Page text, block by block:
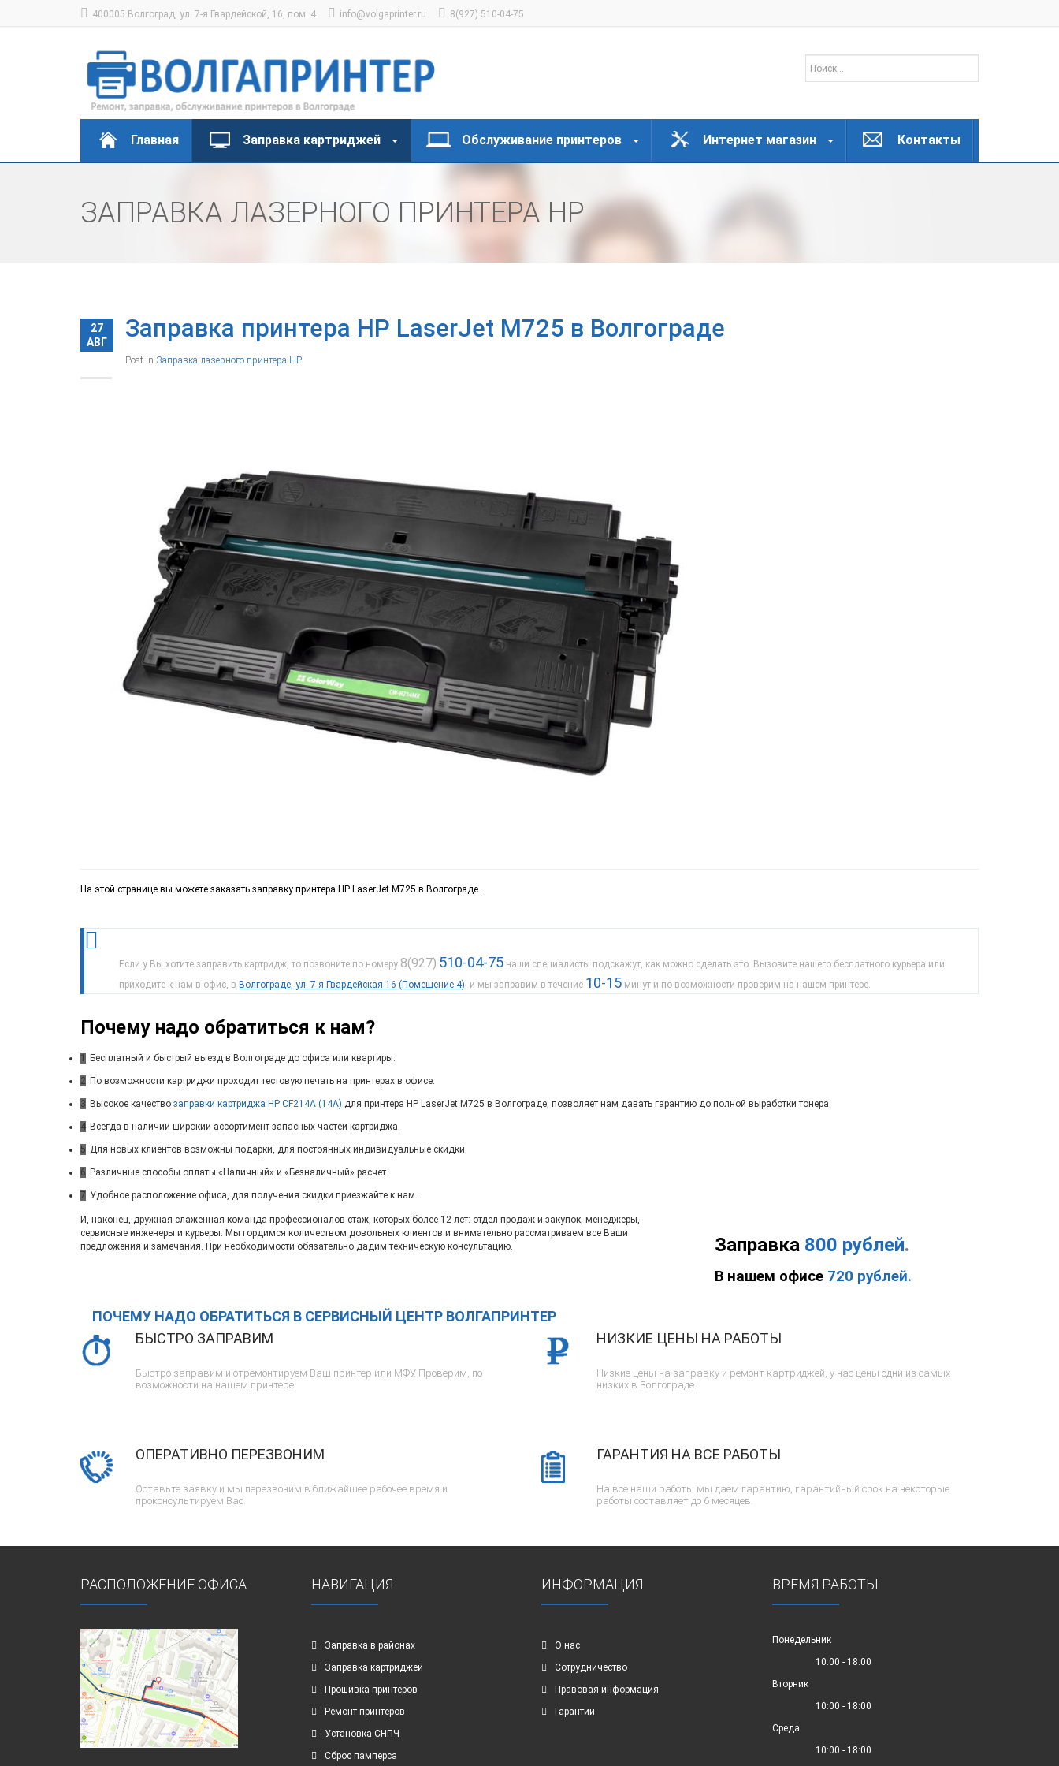
400005 Волгоград, ул. 7-я Гвардейской, 16, пом. 4 info@volgaprinter.ru 8(927) 510-04-75
Главная Заправка картриджей Обслуживание принтеров Интернет магазин Контакты
ЗАПРАВКА ЛАЗЕРНОГО ПРИНТЕРА HP
27
АВГ
Заправка принтера HP LaserJet M725 в Волгограде
Post in Заправка лазерного принтера HP
На этой странице вы можете заказать заправку принтера HP LaserJet M725 в Волгограде.
Если у Вы хотите заправить картридж, то позвоните по номеру 8(927) 510-04-75 наши специалисты подскажут, как можно сделать это. Вызовите нашего бесплатного курьера или
приходите к нам в офис, в Волгограде, ул. 7-я Гвардейская 16 (Помещение 4) , и мы заправим в течение 10-15 минут и по возможности проверим на нашем принтере.
Почему надо обратиться к нам?
1 Бесплатный и быстрый выезд в Волгограде до офиса или квартиры.
2 По возможности картриджи проходит тестовую печать на принтерах в офисе.
3 Высокое качество заправки картриджа HP CF214A (14A) для принтера HP LaserJet M725 в Волгограде, позволяет нам давать гарантию до полной выработки тонера.
4 Всегда в наличии широкий ассортимент запасных частей картриджа.
5 Для новых клиентов возможны подарки, для постоянных индивидуальные скидки.
6 Различные способы оплаты «Наличный» и «Безналичный» расчет.
7 Удобное расположение офиса, для получения скидки приезжайте к нам.
Заправка 800 рублей.
В нашем офисе 720 рублей.
И, наконец, дружная слаженная команда профессионалов стаж, которых более 12 лет: отдел продаж и закупок, менеджеры,
сервисные инженеры и курьеры. Мы гордимся количеством довольных клиентов и внимательно рассматриваем все Ваши
предложения и замечания. При необходимости обязательно дадим техническую консультацию.
ПОЧЕМУ НАДО ОБРАТИТЬСЯ В СЕРВИСНЫЙ ЦЕНТР ВОЛГАПРИНТЕР
БЫСТРО ЗАПРАВИМ
Быстро заправим и отремонтируем Ваш принтер или МФУ. Проверим, по
возможности на нашем принтере.
ОПЕРАТИВНО ПЕРЕЗВОНИМ
Оставьте заявку и мы перезвоним в ближайшее рабочее время и
проконсультируем Вас.
НИЗКИЕ ЦЕНЫ НА РАБОТЫ
Низкие цены на заправку и ремонт картриджей, у нас цены одни из самых
низких в Волгограде.
ГАРАНТИЯ НА ВСЕ РАБОТЫ
На все наши работы мы даем гарантию, гарантийный срок на некоторые
работы составляет до 6 месяцев.
РАСПОЛОЖЕНИЕ ОФИСА НАВИГАЦИЯ
Заправка в районах
Заправка картриджей
Прошивка принтеров
Ремонт принтеров
Установка СНПЧ
Сброс памперса
ИНФОРМАЦИЯ
О нас
Сотрудничество
Правовая информация
Гарантии
ВРЕМЯ РАБОТЫ
Понедельник
10:00 - 18:00
Вторник
10:00 - 18:00
Среда
10:00 - 18:00